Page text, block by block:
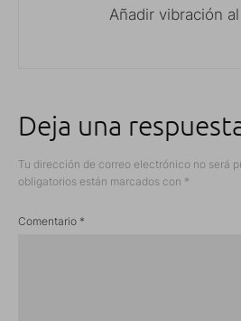
Añadir vibración
Deja una
Tu dirección de correo electrónico no será
obligatorios están marcados con *
Comentario *